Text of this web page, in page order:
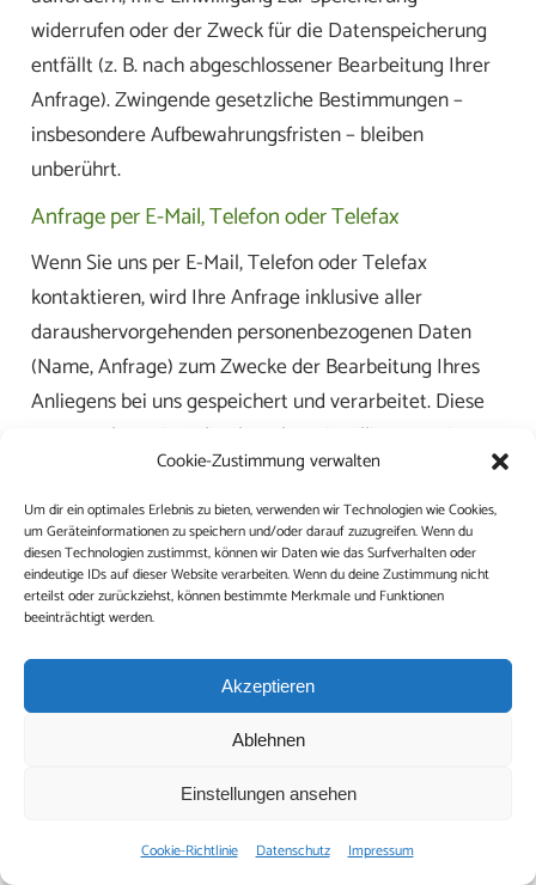
Cookie-Zustimmung verwalten
Um dir ein optimales Erlebnis zu bieten, verwenden wir Technologien wie Cookies,
um Geräteinformationen zu speichern und/oder darauf zuzugreifen. Wenn du
diesen Technologien zustimmst, können wir Daten wie das Surfverhalten oder
eindeutige IDs auf dieser Website verarbeiten. Wenn du deine Zustimmung nicht
erteilst oder zurückziehst, können bestimmte Merkmale und Funktionen
beeinträchtigt werden.
Akzeptieren
Ablehnen
Einstellungen ansehen
Cookie-Richtlinie Datenschutz Impressum
widerrufen oder der Zweck für die Datenspeicherung
entfällt (z. B. nach abgeschlossener Bearbeitung Ihrer
Anfrage). Zwingende gesetzliche Bestimmungen –
insbesondere Aufbewahrungsfristen – bleiben
unberührt.
Anfrage per E-Mail, Telefon oder Telefax
Wenn Sie uns per E-Mail, Telefon oder Telefax
kontaktieren, wird Ihre Anfrage inklusive aller
daraushervorgehenden personenbezogenen Daten
(Name, Anfrage) zum Zwecke der Bearbeitung Ihres
Anliegens bei uns gespeichert und verarbeitet. Diese
Daten geben wir nicht ohne Ihre Einwilligung weiter.
Die Verarbeitung dieser Daten erfolgt auf Grundlage
von Art. 6 Abs. 1 lit. b DSGVO, sofern Ihre Anfrage mit
der Erfüllung eines Vertrags zusammenhängt oder zur
Durchführung vorvertraglicher Maßnahmen
erforderlich ist. In allen übrigen Fällen beruht die
der effektiven Bearbeitung der an uns gerichteten
Anfragen (Art. 6 Abs. 1 lit. f DSGVO) oder auf Ihrer
Einwilligung (Art. 6 Abs. 1 lit. a DSGVO) sofern diese
abgefragt wurde; die Einwilligung ist jederzeit